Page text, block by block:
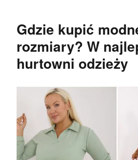
Gdzie kupić
rozmiary? W
hurtowni odzieży